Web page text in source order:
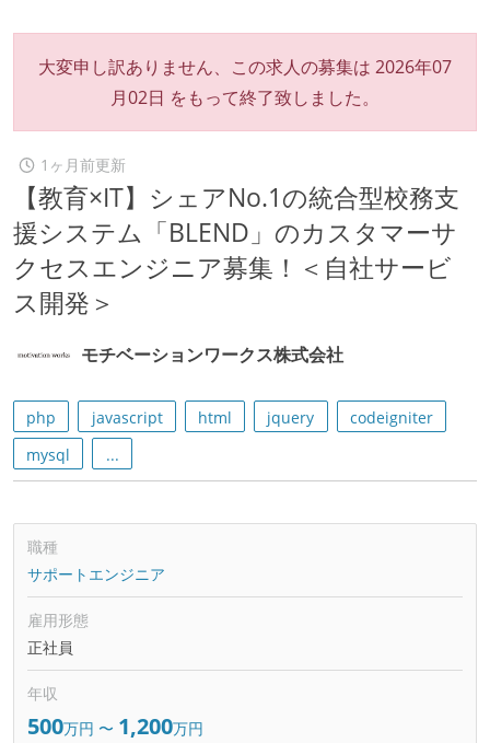
大変申し訳ありません、この求人の募集は 2026年07
月02日 をもって終了致しました。
1ヶ月前更新
【教育×IT】シェアNo.1の統合型校務支
援システム「BLEND」のカスタマーサ
クセスエンジニア募集！＜自社サービ
ス開発＞
モチベーションワークス株式会社
php javascript html jquery
codeigniter
mysql
...
職種
サポートエンジニア
雇用形態
正社員
年収
500万円 〜 1,200万円